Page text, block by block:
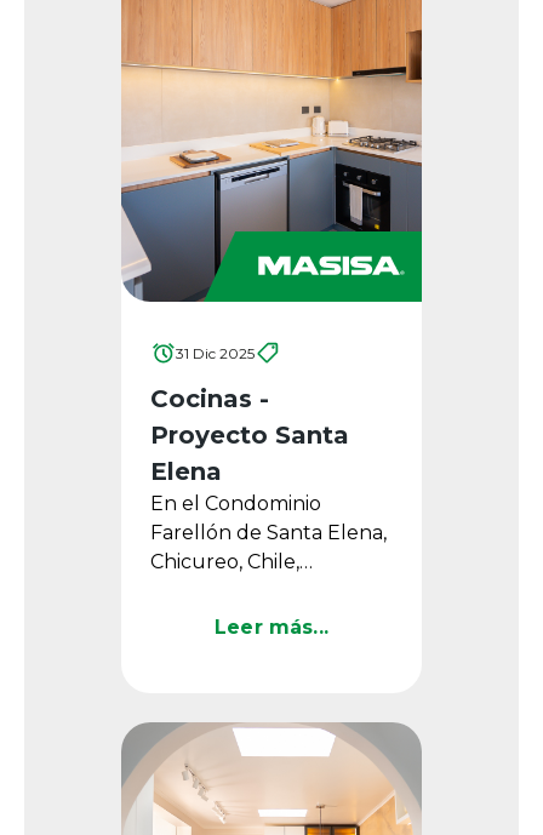
31 Dic 2025
Cocinas -
Proyecto Santa
Elena
En el Condominio
Farellón de Santa Elena,
Chicureo, Chile,
Inmobiliaria FG, se diseñó
Leer más...